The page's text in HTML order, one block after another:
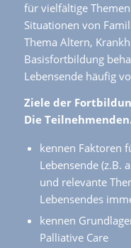
für vielfältige
Situationen von
Thema Altern,
Basisfortbildung
Lebensende häufig
Ziele der
Die
kennen Faktoren
Lebensende (z.B.
und relevante
Lebensendes
kennen
Palliative Care